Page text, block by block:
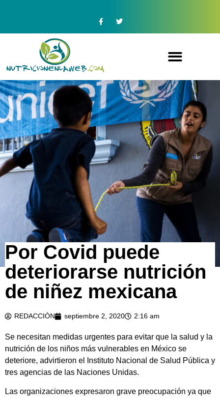
Por Covid puede
deteriorarse nutrición
de niñez mexicana
REDACCIÓN septiembre 2, 2020 2:16 am
Se necesitan medidas urgentes para evitar que la salud y la
nutrición de los niños más vulnerables en México se
deteriore, advirtieron el Instituto Nacional de Salud Pública y
tres agencias de las Naciones Unidas.
Las organizaciones expresaron grave preocupación ya que